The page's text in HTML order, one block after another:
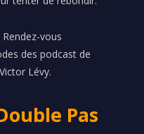
vous
des podcast de
Lévy.
Pas